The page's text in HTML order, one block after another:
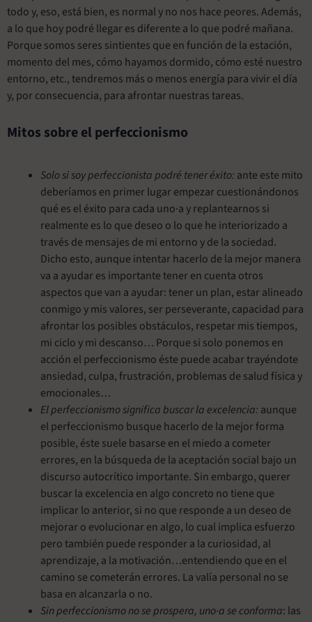
todo y, eso, está bien, es normal y no nos hace peores. Además,
a lo que hoy podré llegar es diferente a lo que podré mañana.
Porque somos seres sintientes que en función de la estación,
momento del mes, cómo hayamos dormido, cómo esté nuestro
entorno, etc., tendremos más o menos energía para vivir el día
y, por consecuencia, para afrontar nuestras tareas.
Mitos sobre el perfeccionismo
Solo si soy perfeccionista podré tener éxito: ante este mito
deberíamos en primer lugar empezar cuestionándonos
qué es el éxito para cada uno·a y replantearnos si
realmente es lo que deseo o lo que he interiorizado a
través de mensajes de mi entorno y de la sociedad.
Dicho esto, aunque intentar hacerlo de la mejor manera
va a ayudar es importante tener en cuenta otros
aspectos que van a ayudar: tener un plan, estar alineado
conmigo y mis valores, ser perseverante, capacidad para
afrontar los posibles obstáculos, respetar mis tiempos,
mi ciclo y mi descanso… Porque si solo ponemos en
acción el perfeccionismo éste puede acabar trayéndote
ansiedad, culpa, frustración, problemas de salud física y
emocionales…
El perfeccionismo significa buscar la excelencia: aunque
el perfeccionismo busque hacerlo de la mejor forma
posible, éste suele basarse en el miedo a cometer
errores, en la búsqueda de la aceptación social bajo un
discurso autocrítico importante. Sin embargo, querer
buscar la excelencia en algo concreto no tiene que
implicar lo anterior, si no que responde a un deseo de
mejorar o evolucionar en algo, lo cual implica esfuerzo
pero también puede responder a la curiosidad, al
aprendizaje, a la motivación…entendiendo que en el
camino se cometerán errores. La valía personal no se
basa en alcanzarla o no.
Sin perfeccionismo no se prospera, uno·a se conforma: las